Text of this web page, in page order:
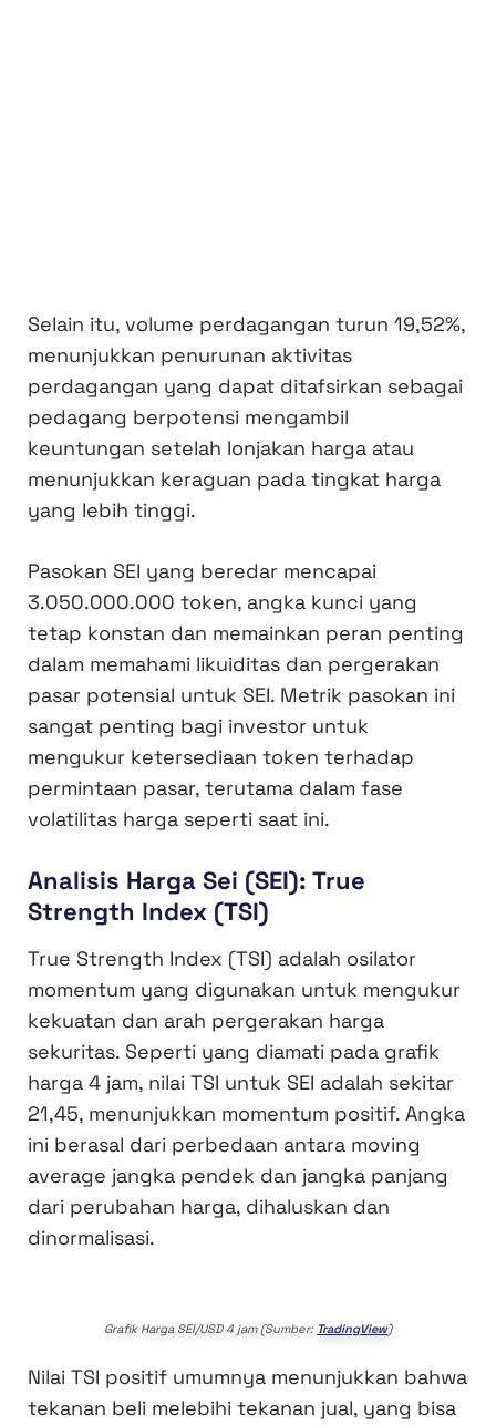
Selain itu, volume perdagangan turun 19,52%,
menunjukkan penurunan aktivitas
perdagangan yang dapat ditafsirkan sebagai
pedagang berpotensi mengambil
keuntungan setelah lonjakan harga atau
menunjukkan keraguan pada tingkat harga
yang lebih tinggi.
Pasokan SEI yang beredar mencapai
3.050.000.000 token, angka kunci yang
tetap konstan dan memainkan peran penting
dalam memahami likuiditas dan pergerakan
pasar potensial untuk SEI. Metrik pasokan ini
sangat penting bagi investor untuk
mengukur ketersediaan token terhadap
permintaan pasar, terutama dalam fase
volatilitas harga seperti saat ini.
Analisis Harga Sei (SEI): True
Strength Index (TSI)
True Strength Index (TSI) adalah osilator
momentum yang digunakan untuk mengukur
kekuatan dan arah pergerakan harga
sekuritas. Seperti yang diamati pada grafik
harga 4 jam, nilai TSI untuk SEI adalah sekitar
21,45, menunjukkan momentum positif. Angka
ini berasal dari perbedaan antara moving
average jangka pendek dan jangka panjang
dari perubahan harga, dihaluskan dan
dinormalisasi.
Grafik Harga SEI/USD 4 jam (Sumber: TradingView)
Nilai TSI positif umumnya menunjukkan bahwa
tekanan beli melebihi tekanan jual, yang bisa